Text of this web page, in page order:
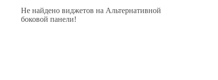
Не найдено виджетов на Альтернативной
боковой панели!